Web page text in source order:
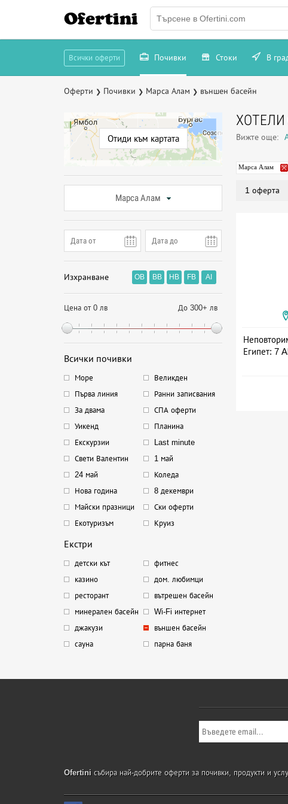
Ofertini
Всички оферти Почивки Стоки В
Оферти ❯ Почивки ❯ Марса Алам ❯ външен басейн
Отиди към картата
Марса Алам
Изхранване OB BB HB FB AI
Цена от 0 лв До 300+ лв
Всички почивки
Море
Великден
Първа линия
Ранни записвания
За двама
СПА оферти
Уикенд
Планина
Екскурзии
Last minute
Свети Валентин
1 май
24 май
Коледа
Нова година
8 декември
Майски празници
Ски оферти
Екотуризъм
Круиз
Екстри
детски кът
фитнес
казино
дом. любимци
ресторант
вътрешен басейн
минерален басейн
Wi-Fi интернет
джакузи
външен басейн
сауна
парна баня
Вижте още:
Марса Алам
1 оферта
Египет: 7
Ofertini събира най-добрите оферти за почивки, продукти и